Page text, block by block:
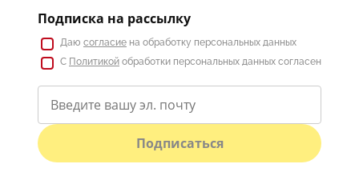
Подписка на рассылку
Даю согласие на обработку персональных данных
С Политикой обработки персональных данных согласен
Подписаться